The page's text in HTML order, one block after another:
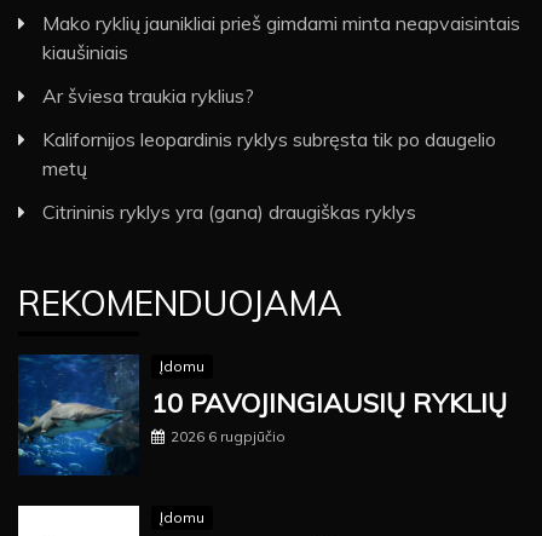
Mako ryklių jaunikliai prieš gimdami minta neapvaisintais
kiaušiniais
Ar šviesa traukia ryklius?
Kalifornijos leopardinis ryklys subręsta tik po daugelio
metų
Citrininis ryklys yra (gana) draugiškas ryklys
REKOMENDUOJAMA
Įdomu
10 PAVOJINGIAUSIŲ RYKLIŲ
2026 6 rugpjūčio
Įdomu